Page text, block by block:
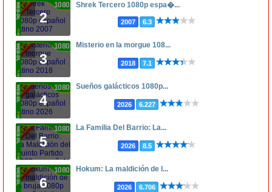
2
1080p Shrek Tercero 1080p espa�...
2007 6.3
3
1080p Misterio en la morgue 108...
2018 7.1
4
1080p Sueños galácticos 1080p...
2026 6.227
5
1080p La Familia Del Barrio: La...
2026 8.5
6
1080p Hokum: La maldición de l...
2026 6.706